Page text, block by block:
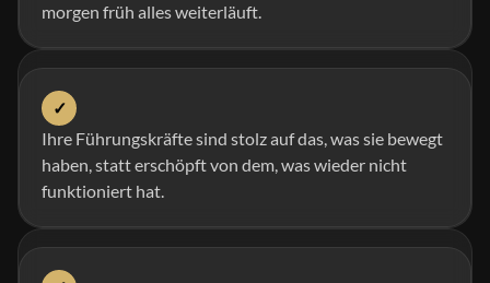
morgen früh alles weiterläuft.
✓
Ihre Führungskräfte sind stolz auf das, was sie bewegt
haben, statt erschöpft von dem, was wieder nicht
funktioniert hat.